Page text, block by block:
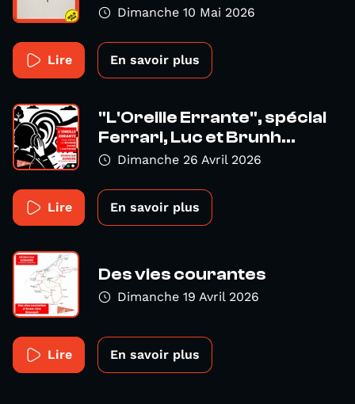
Dimanche 10 Mai 2026
Lire En savoir plus
"L'Oreille Errante", spécial
Ferrari, Luc et Brunh...
Dimanche 26 Avril 2026
Lire En savoir plus
Des vies courantes
Dimanche 19 Avril 2026
Lire En savoir plus